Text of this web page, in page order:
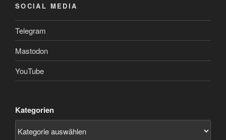
SOCIAL MEDIA
Telegram
Mastodon
YouTube
Kategorien